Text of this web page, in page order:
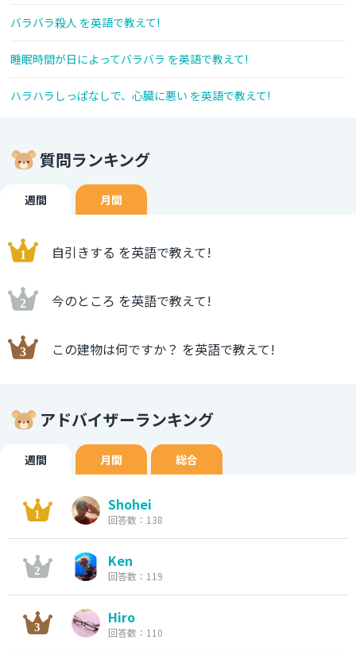
バラバラ殺人 を英語で教えて!
睡眠時間が日によってバラバラ を英語で教えて!
ハラハラしっぱなしで、心臓に悪い を英語で教えて!
質問ランキング
週間 月間
自引きする を英語で教えて!
今のところ を英語で教えて!
この建物は何ですか？ を英語で教えて!
アドバイザーランキング
週間 月間 総合
Shohei
回答数：138
Ken
回答数：119
Hiro
回答数：110